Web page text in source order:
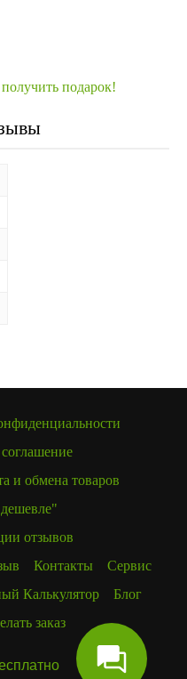
подарок!
и обмена товаров
отзывов
Контакты
Сервис
Калькулятор
Блог
заказ